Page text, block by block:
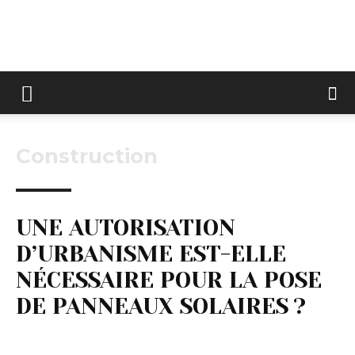
Keltravo
Construction
UNE AUTORISATION
D’URBANISME EST-ELLE
NÉCESSAIRE POUR LA POSE
DE PANNEAUX SOLAIRES ?